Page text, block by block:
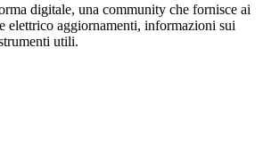
digitale, una community che fornisce ai
elettrico aggiornamenti, informazioni sui
utili.